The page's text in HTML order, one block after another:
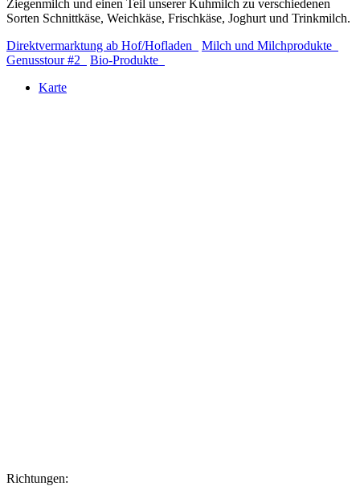
Ziegenmilch und einen Teil unserer Kuhmilch zu verschiedenen
Sorten Schnittkäse, Weichkäse, Frischkäse, Joghurt und Trinkmilch.
Direktvermarktung ab Hof/Hofladen
Milch und Milchprodukte
Genusstour #2
Bio-Produkte
Karte
Richtungen: